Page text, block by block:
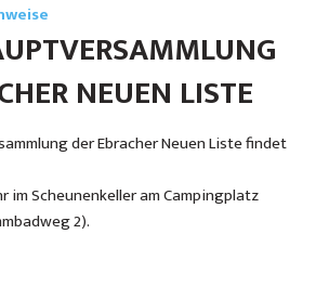
NEUEN LISTE
der Ebracher Neuen Liste findet
im Scheunenkeller am Campingplatz
2).